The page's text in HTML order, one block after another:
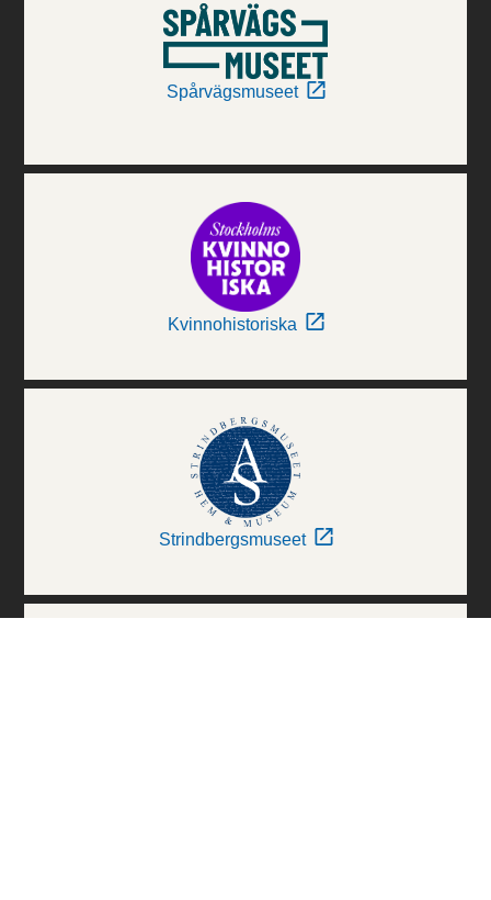
Spårvägsmuseet
Kvinnohistoriska
Strindbergsmuseet